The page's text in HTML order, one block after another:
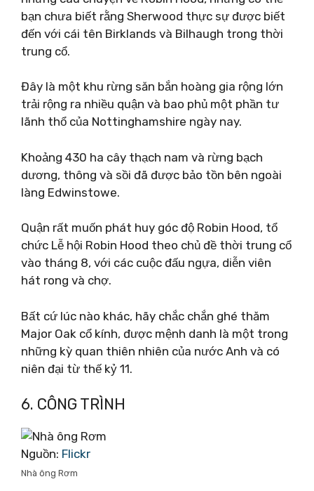
bạn chưa biết rằng Sherwood thực sự được biết
đến với cái tên Birklands và Bilhaugh trong thời
trung cổ.
Đây là một khu rừng săn bắn hoàng gia rộng lớn
trải rộng ra nhiều quận và bao phủ một phần tư
lãnh thổ của Nottinghamshire ngày nay.
Khoảng 430 ha cây thạch nam và rừng bạch
dương, thông và sồi đã được bảo tồn bên ngoài
làng Edwinstowe.
Quận rất muốn phát huy góc độ Robin Hood, tổ
chức Lễ hội Robin Hood theo chủ đề thời trung cổ
vào tháng 8, với các cuộc đấu ngựa, diễn viên
hát rong và chợ.
Bất cứ lúc nào khác, hãy chắc chắn ghé thăm
Major Oak cổ kính, được mệnh danh là một trong
những kỳ quan thiên nhiên của nước Anh và có
niên đại từ thế kỷ 11.
6. CÔNG TRÌNH
Nguồn: Flickr
Nhà ông Rơm